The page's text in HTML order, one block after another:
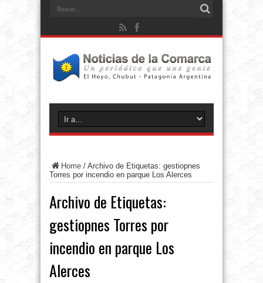
Home / Archivo de Etiquetas: gestiopnes
Torres por incendio en parque Los Alerces
Archivo de Etiquetas:
gestiopnes Torres por
incendio en parque Los
Alerces